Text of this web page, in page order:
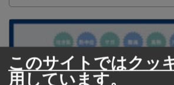
このサイトではクッ
用しています。